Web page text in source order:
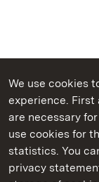
We use cookies
experience. First
are necessary
use cookies for
statistics. You
privacy
State Palaces